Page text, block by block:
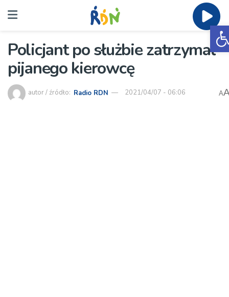
Policjant po służbie zatrzymał
pijanego kierowcę
autor / źródło: Radio RDN 2021/04/07 - 06:06 A